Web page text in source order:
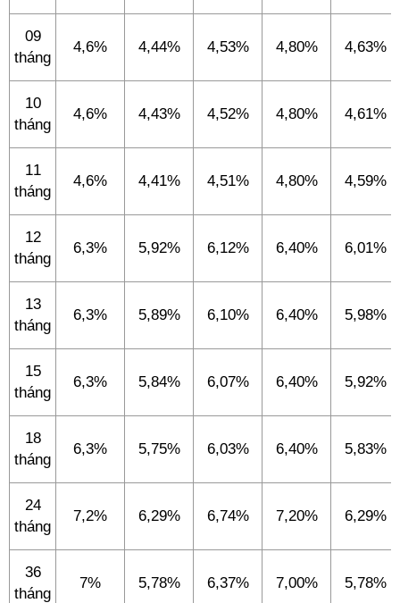
09
tháng
4,6% 4,44% 4,53% 4,80% 4,63%
10
tháng
4,6% 4,43% 4,52% 4,80% 4,61%
11
tháng
4,6% 4,41% 4,51% 4,80% 4,59%
12
tháng
6,3% 5,92% 6,12% 6,40% 6,01%
13
tháng
6,3% 5,89% 6,10% 6,40% 5,98%
15
tháng
6,3% 5,84% 6,07% 6,40% 5,92%
18
tháng
6,3% 5,75% 6,03% 6,40% 5,83%
24
tháng
7,2% 6,29% 6,74% 7,20% 6,29%
36
tháng
7% 5,78% 6,37% 7,00% 5,78%